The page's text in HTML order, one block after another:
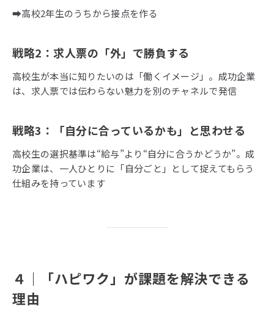
➡高校2年生のうちから接点を作る
戦略2 ：求人票の「外」で勝負する
高校生が本当に知りたいのは「働くイメージ」。成功企業
は、求人票では伝わらない魅力を別のチャネルで発信
戦略3 ：「自分に合っているかも」と思わせる
高校生の選択基準は“給与”より“自分に合うかどうか”。成
功企業は、一人ひとりに「自分ごと」として捉えてもらう
仕組みを持っています
４ ｜
「ハピワク」が課題を解決できる
理由